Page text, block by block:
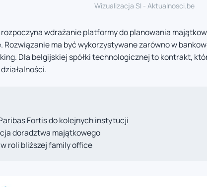
Wizualizacja SI - Aktualnosci.be
rozpoczyna wdrażanie platformy do planowania
Rozwiązanie ma być wykorzystywane zarówno w
Dla belgijskiej spółki technologicznej to kontrakt,
Fortis do kolejnych instytucji
doradztwa majątkowego
roli bliższej family office